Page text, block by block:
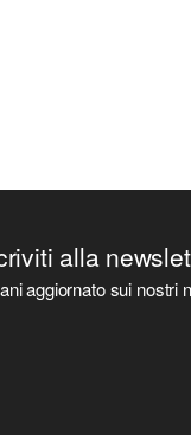
alla
aggiornato sui nostri